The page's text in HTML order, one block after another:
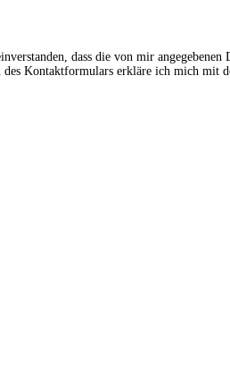
dass die von mir
Kontaktformulars erkläre ich mich mit